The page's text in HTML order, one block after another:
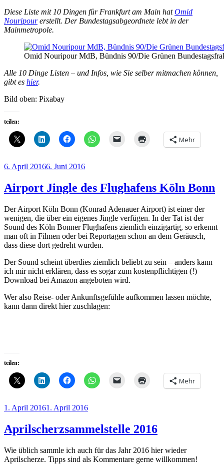
Diese Liste mit 10 Dingen für Frankfurt am Main hatOmid
Nouripourerstellt. Der Bundestagsabgeordnete lebt in der
Mainmetropole.
Omid Nouripour MdB, Bündnis 90/Die Grünen
Alle 10 Dinge Listen – und Infos, wie Sie selber mitmachen können,
gibt es hier.
Bild oben: Pixabay
teilen:
Mehr
Veröffentlicht
6. April 20166. Juni 2016
Airport Jingle des Flughafens Köln Bonn
Der Airport Köln Bonn (Konrad Adenauer Airport) ist einer der
wenigen, die über ein eigenes Jingle verfügen. In der Tat ist der
Sound des Köln Bonner Flughafens ziemlich einzigartig, so erkennt
man oft in Filmen oder bei Reportagen schon an dem Geräusch,
dass diese dort gedreht wurden.
Der Sound scheint überdies ziemlich beliebt zu sein – anders kann
ich mir nicht erklären, dass es sogar zum kostenpflichtigen (!)
Download bei Amazon angeboten wird.
Wer also Reise- oder Ankunftsgefühle aufkommen lassen möchte,
kann dann direkt hier zuschlagen:
teilen:
Mehr
Veröffentlicht
1. April 20161. April 2016
Aprilscherzsammelstelle 2016
Wie üblich sammle ich auch für das Jahr 2016 hier wieder
Aprilscherze. Tipps sind als Kommentare gerne willkommen!